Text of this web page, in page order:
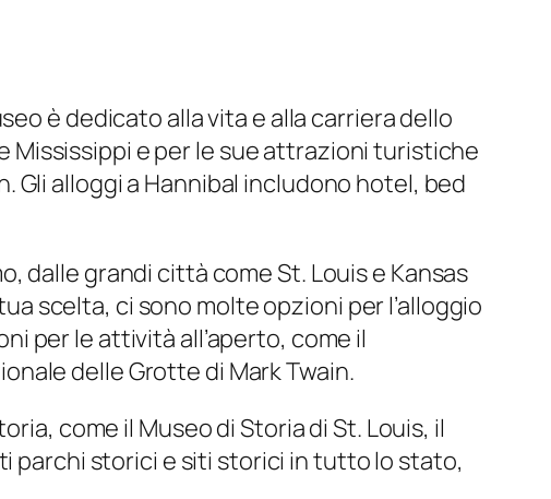
è dedicato alla vita e alla carriera dello
Mississippi e per le sue attrazioni turistiche
Gli alloggi a Hannibal includono hotel, bed
dalle grandi città come St. Louis e Kansas
scelta, ci sono molte opzioni per l’alloggio
per le attività all’aperto, come il
delle Grotte di Mark Twain.
come il Museo di Storia di St. Louis, il
parchi storici e siti storici in tutto lo stato,